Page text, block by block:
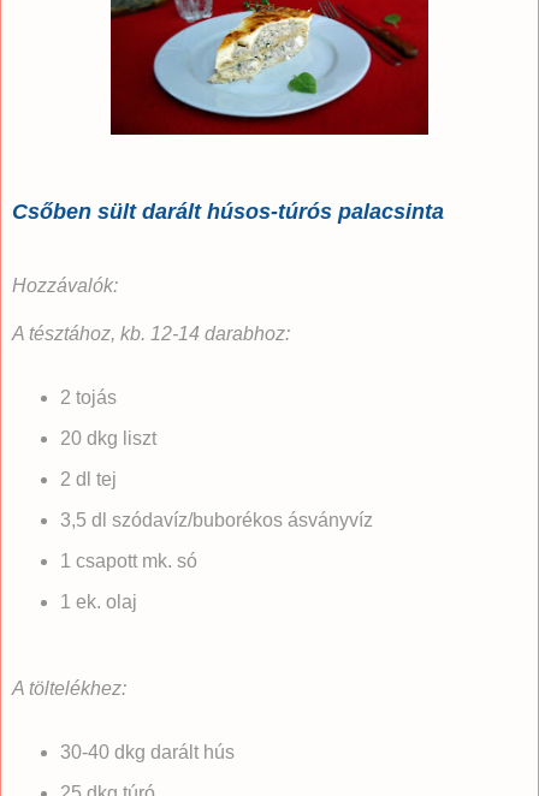
Csőben sült darált húsos-túrós palacsinta
Hozzávalók:
A tésztához, kb. 12-14 darabhoz:
2 tojás
20 dkg liszt
2 dl tej
3,5 dl szódavíz/buborékos ásványvíz
1 csapott mk. só
1 ek. olaj
A töltelékhez:
30-40 dkg darált hús